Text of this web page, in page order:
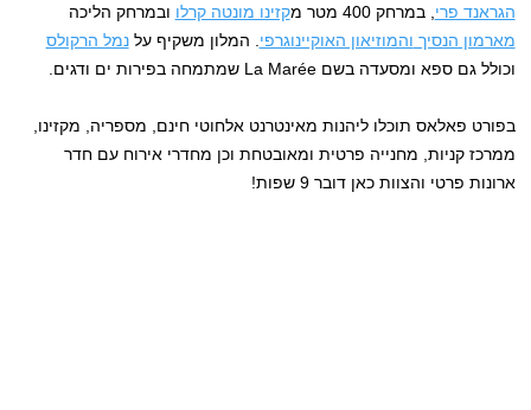
הגראנד פרי , במרחק 400 מטר מ קזינו מונטה קרלו ובמרחק הליכה
מארמון הנסיך והמוזיאון האוקיינוגרפי . המלון משקיף עלנמל הרקולס
וכולל גם ספא ומסעדה בשם La Marée שמתמחה בפירות ים ודגים.
בפורט פאלאס תוכלו ליהנות מאינטרנט אלחוטי חינם, מספריה, מקזינו,
ממרכז קניות, מחנייה פרטית ומאובטחת וכן מחדרי אירוח עם חדר
ארונות פרטי והצוות כאן דובר 9 שפות!